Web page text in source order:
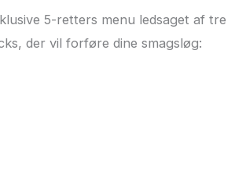
5-retters menu ledsaget af tre
der vil forføre dine smagsløg: